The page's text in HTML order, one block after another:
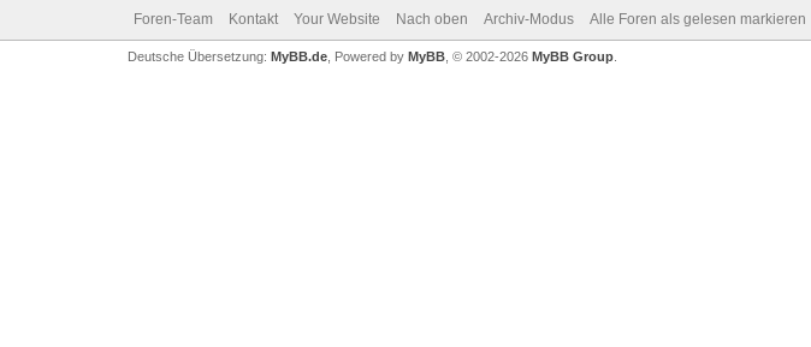
Foren-Team Kontakt Your Website Nach oben Archiv-Modus Alle Foren als gelesen markieren
Deutsche Übersetzung: MyBB.de, Powered by MyBB, © 2002-2026 MyBB Group.